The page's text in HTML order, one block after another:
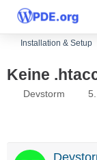
Installation & Setup
Keine
Devstorm